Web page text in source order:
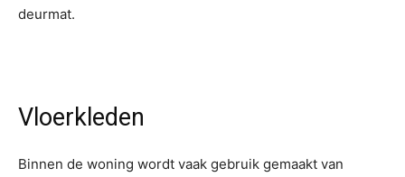
deurmat.
Vloerkleden
Binnen de woning wordt vaak gebruik gemaakt van